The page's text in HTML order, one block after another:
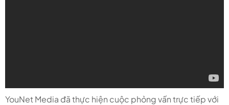
YouNet Media đã thực hiện cuộc phỏng vấn trực tiếp với